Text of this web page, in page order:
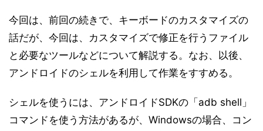
今回は、前回の続きで、キーボードのカスタマイズの
話だが、今回は、カスタマイズで修正を行うファイル
と必要なツールなどについて解説する。なお、以後、
アンドロイドのシェルを利用して作業をすすめる。
シェルを使うには、アンドロイドSDKの「adb shell」
コマンドを使う方法があるが、Windowsの場合、コン